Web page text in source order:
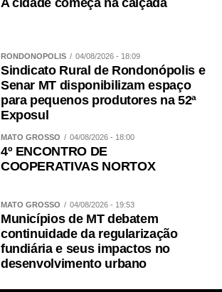
A cidade começa na calçada
RONDONÓPOLIS 04/08/2026 - 18:09
Sindicato Rural de Rondonópolis e
Senar MT disponibilizam espaço
para pequenos produtores na 52ª
Exposul
MATO GROSSO 04/08/2026 - 18:00
4º ENCONTRO DE
COOPERATIVAS NORTOX
MATO GROSSO 04/08/2026 - 19:53
Municípios de MT debatem
continuidade da regularização
fundiária e seus impactos no
desenvolvimento urbano